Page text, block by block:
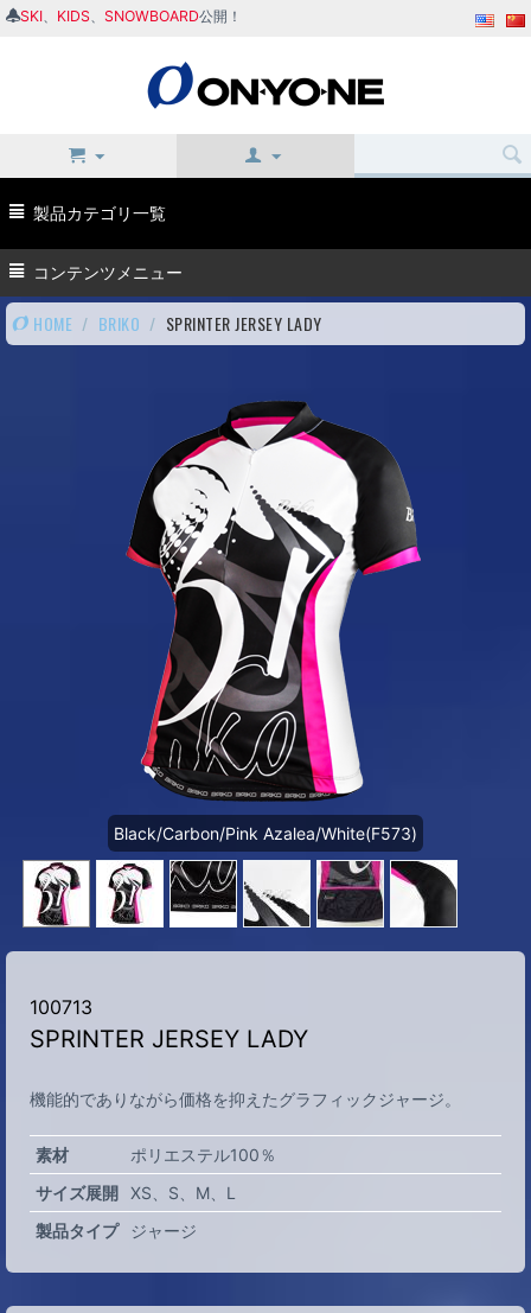
SKI KIDS SNOWBOARD公開！
製品カテゴリ一覧
コンテンツメニュー
HOME / BRIKO / SPRINTER JERSEY LADY
Black/Carbon/Pink Azalea/White(F573)
100713
SPRINTER JERSEY LADY
機能的でありながら価格を抑えたグラフィックジャージ。
素材
ポリエステル100％
サイズ展開 XS S M
L
製品タイプ
ジャージ